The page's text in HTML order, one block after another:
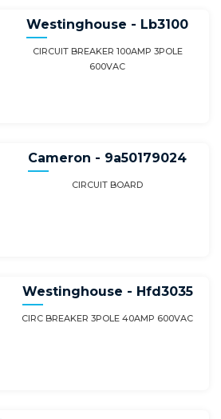
Westinghouse - Lb3100
CIRCUIT BREAKER 100AMP 3POLE
600VAC
Cameron - 9a50179024
CIRCUIT BOARD
Westinghouse - Hfd3035
CIRC BREAKER 3POLE 40AMP 600VAC